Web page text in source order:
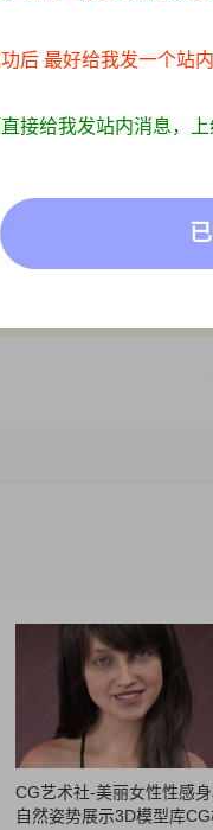
赞助/打赏等费用仅为维持网
对其真实性负责;
发现请向站长举报;
第一时间更新:
无R18内容，仅限用于摄影
有。仅作为个人学习、研
，请与我们取得联系，我们
CG艺术社-美丽女性性感
自然姿势展示3D模型库
后 最好给我发一个站
接给我发站内消息，上